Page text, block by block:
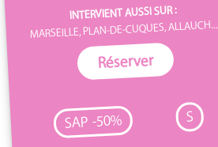
INTERVIENT AUSSI SUR :
MARSEILLE, PLAN-DE-CUQUES, ALLAUCH...
Réserver
SAP -50% S